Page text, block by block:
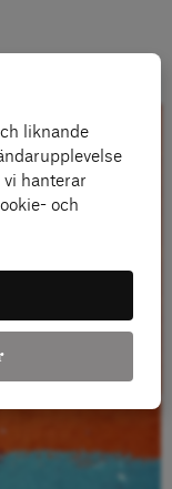
liknande
hanterar
och